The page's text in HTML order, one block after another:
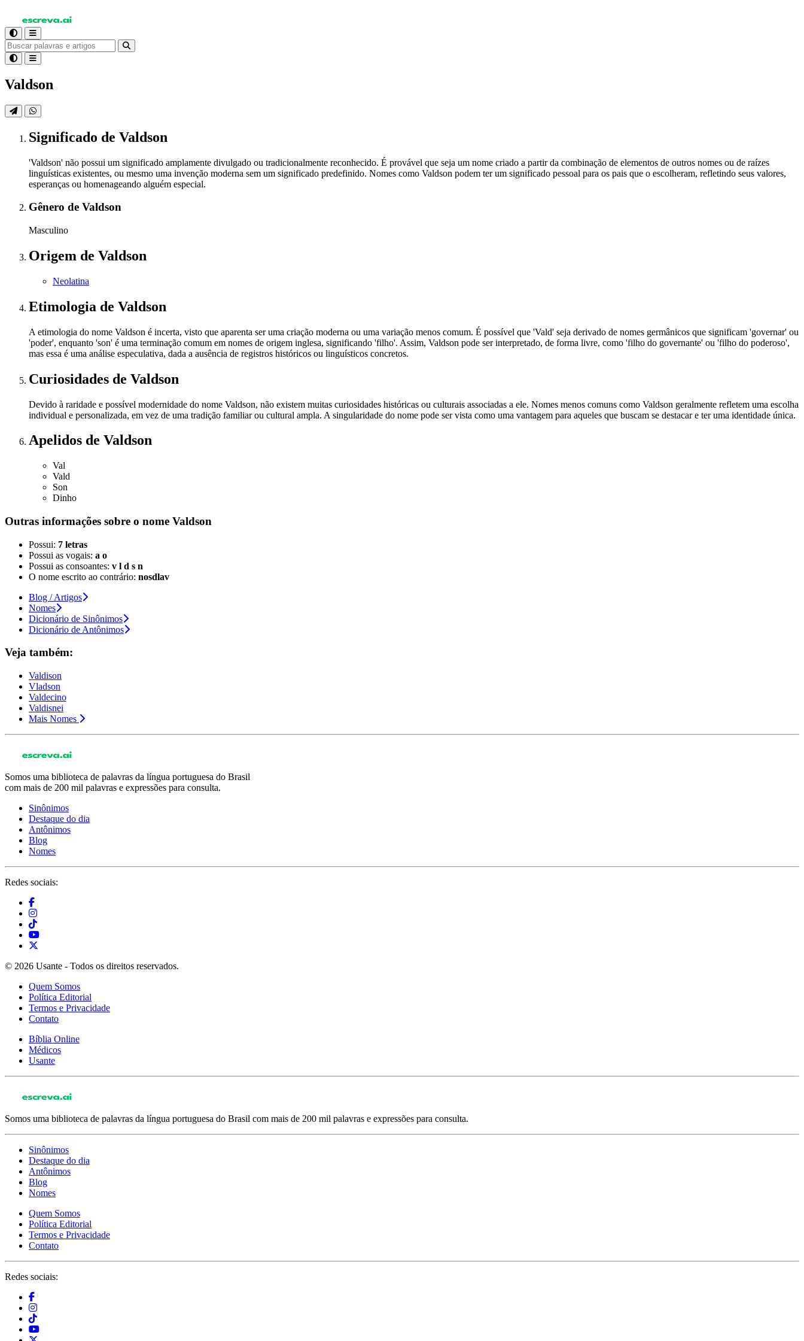
Valdson
Significado de Valdson
'Valdson' não possui um significado amplamente divulgado ou tradicionalmente reconhecido. É provável que seja um nome criado a partir da combinação de elementos de outros nomes ou de raízes
linguísticas existentes, ou mesmo uma invenção moderna sem um significado predefinido. Nomes como Valdson podem ter um significado pessoal para os pais que o escolheram, refletindo seus valores,
esperanças ou homenageando alguém especial.
Gênero de Valdson
Masculino
Origem de Valdson
Neolatina
Etimologia de Valdson
A etimologia do nome Valdson é incerta, visto que aparenta ser uma criação moderna ou uma variação menos comum. É possível que 'Vald' seja derivado de nomes germânicos que significam 'governar' ou
'poder', enquanto 'son' é uma terminação comum em nomes de origem inglesa, significando 'filho'. Assim, Valdson pode ser interpretado, de forma livre, como 'filho do governante' ou 'filho do poderoso',
mas essa é uma análise especulativa, dada a ausência de registros históricos ou linguísticos concretos.
Curiosidades de Valdson
Devido à raridade e possível modernidade do nome Valdson, não existem muitas curiosidades históricas ou culturais associadas a ele. Nomes menos comuns como Valdson geralmente refletem uma escolha
individual e personalizada, em vez de uma tradição familiar ou cultural ampla. A singularidade do nome pode ser vista como uma vantagem para aqueles que buscam se destacar e ter uma identidade única.
Apelidos de Valdson
Val
Vald
Son
Dinho
Outras informações sobre o nome Valdson
Possui: 7 letras
Possui as vogais: a o
Possui as consoantes: v l d s n
O nome escrito ao contrário: nosdlav
Blog / Artigos
Nomes
Dicionário de Sinônimos
Dicionário de Antônimos
Veja também:
Valdison
Vladson
Valdecino
Valdisnei
Mais Nomes
Somos uma biblioteca de palavras da língua portuguesa do Brasil
com mais de 200 mil palavras e expressões para consulta.
Sinônimos
Destaque do dia
Antônimos
Blog
Nomes
Redes sociais:
© 2026 Usante - Todos os direitos reservados.
Quem Somos
Política Editorial
Termos e Privacidade
Contato
Bíblia Online
Médicos
Usante
Somos uma biblioteca de palavras da língua portuguesa do Brasil com mais de 200 mil palavras e expressões para consulta.
Sinônimos
Destaque do dia
Antônimos
Blog
Nomes
Quem Somos
Política Editorial
Termos e Privacidade
Contato
Redes sociais: